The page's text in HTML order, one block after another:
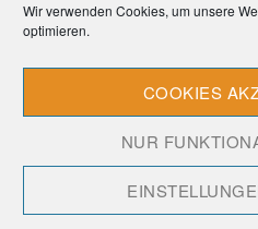
Wir verwenden Cookies, um unsere
optimieren.
COOKIES
NUR
Datenschutz
Cookie-Richtlinie (EU)